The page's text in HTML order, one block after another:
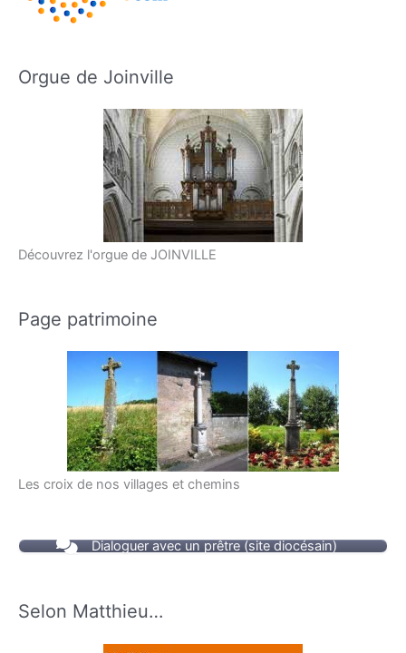
Orgue de Joinville
Découvrez l'orgue de JOINVILLE
Page patrimoine
Les croix de nos villages et chemins
Dialoguer avec un prêtre (site diocésain)
Selon Matthieu…